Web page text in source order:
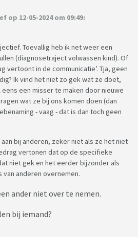
op 12-05-2024 om 09:49:
Toevallig heb ik net weer een
(diagnosetraject volwassen kind). Of
vertoont in de communicatie’. Tja, geen
Ik vind het niet zo gek wat ze doet,
een misser te maken door nieuwe
wat ze bij ons komen doen (dan
- vaag - dat is dan toch geen
bij anderen, zeker niet als ze het niet
vertonen dat op de specifieke
niet gek en het eerder bijzonder als
anderen overnemen.
ander niet over te nemen.
bij iemand?